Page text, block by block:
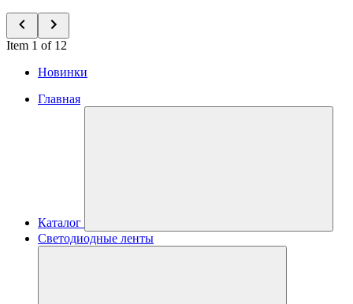
Item 1 of 12
Новинки
Главная
Каталог
Светодиодные ленты